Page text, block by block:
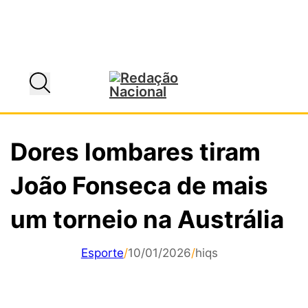
Dores lombares tiram
João Fonseca de mais
um torneio na Austrália
Esporte/10/01/2026/hiqs